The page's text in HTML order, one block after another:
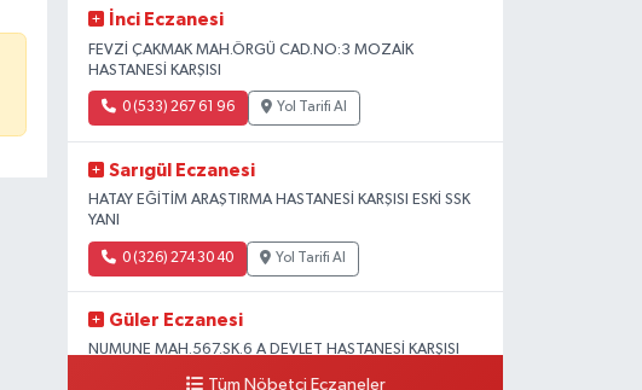
İnci Eczanesi
FEVZİ ÇAKMAK MAH.ÖRGÜ CAD.NO:3 MOZAİK
HASTANESİ KARŞISI
0 (533) 267 61 96 Yol Tarifi Al
Sarıgül Eczanesi
HATAY EĞİTİM ARAŞTIRMA HASTANESİ KARŞISI ESKİ SSK
YANI
0 (326) 274 30 40 Yol Tarifi Al
Güler Eczanesi
NUMUNE MAH.567.SK.6 A DEVLET HASTANESİ KARŞISI
Tüm Nöbetçi Eczaneler